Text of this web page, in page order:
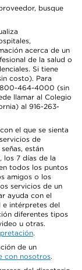
busque
acerca de un
de la salud o
Si tiene
costo). Para
800-464-4000 (sin
llamar al Colegio
al 916-263-
el que se sienta
de
están
los 7 días de la
todos los puntos
amigos o los
servicios de un
ayuda con el
e intérpretes del
diferentes tipos
u otras.
.
de un
con nosotros.